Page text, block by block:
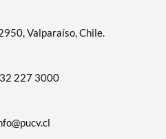
Valparaíso, Chile.
227 3000